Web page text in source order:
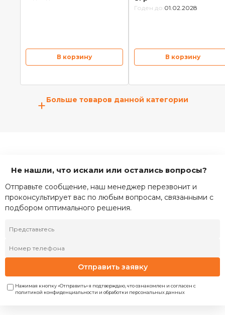
В корзину
Годен до: 01.02.2028
В корзину
+Больше товаров данной категории
Не нашли, что искали или остались вопросы?
Отправьте сообщение, наш менеджер перезвонит и
проконсультирует вас по любым вопросам, связанными с
подбором оптимального решения.
Отправить заявку
Нажимая кнопку «Отправить» я подтверждаю, что ознакомлен и согласен с
политикой конфиденциальности и обработки персональных данных